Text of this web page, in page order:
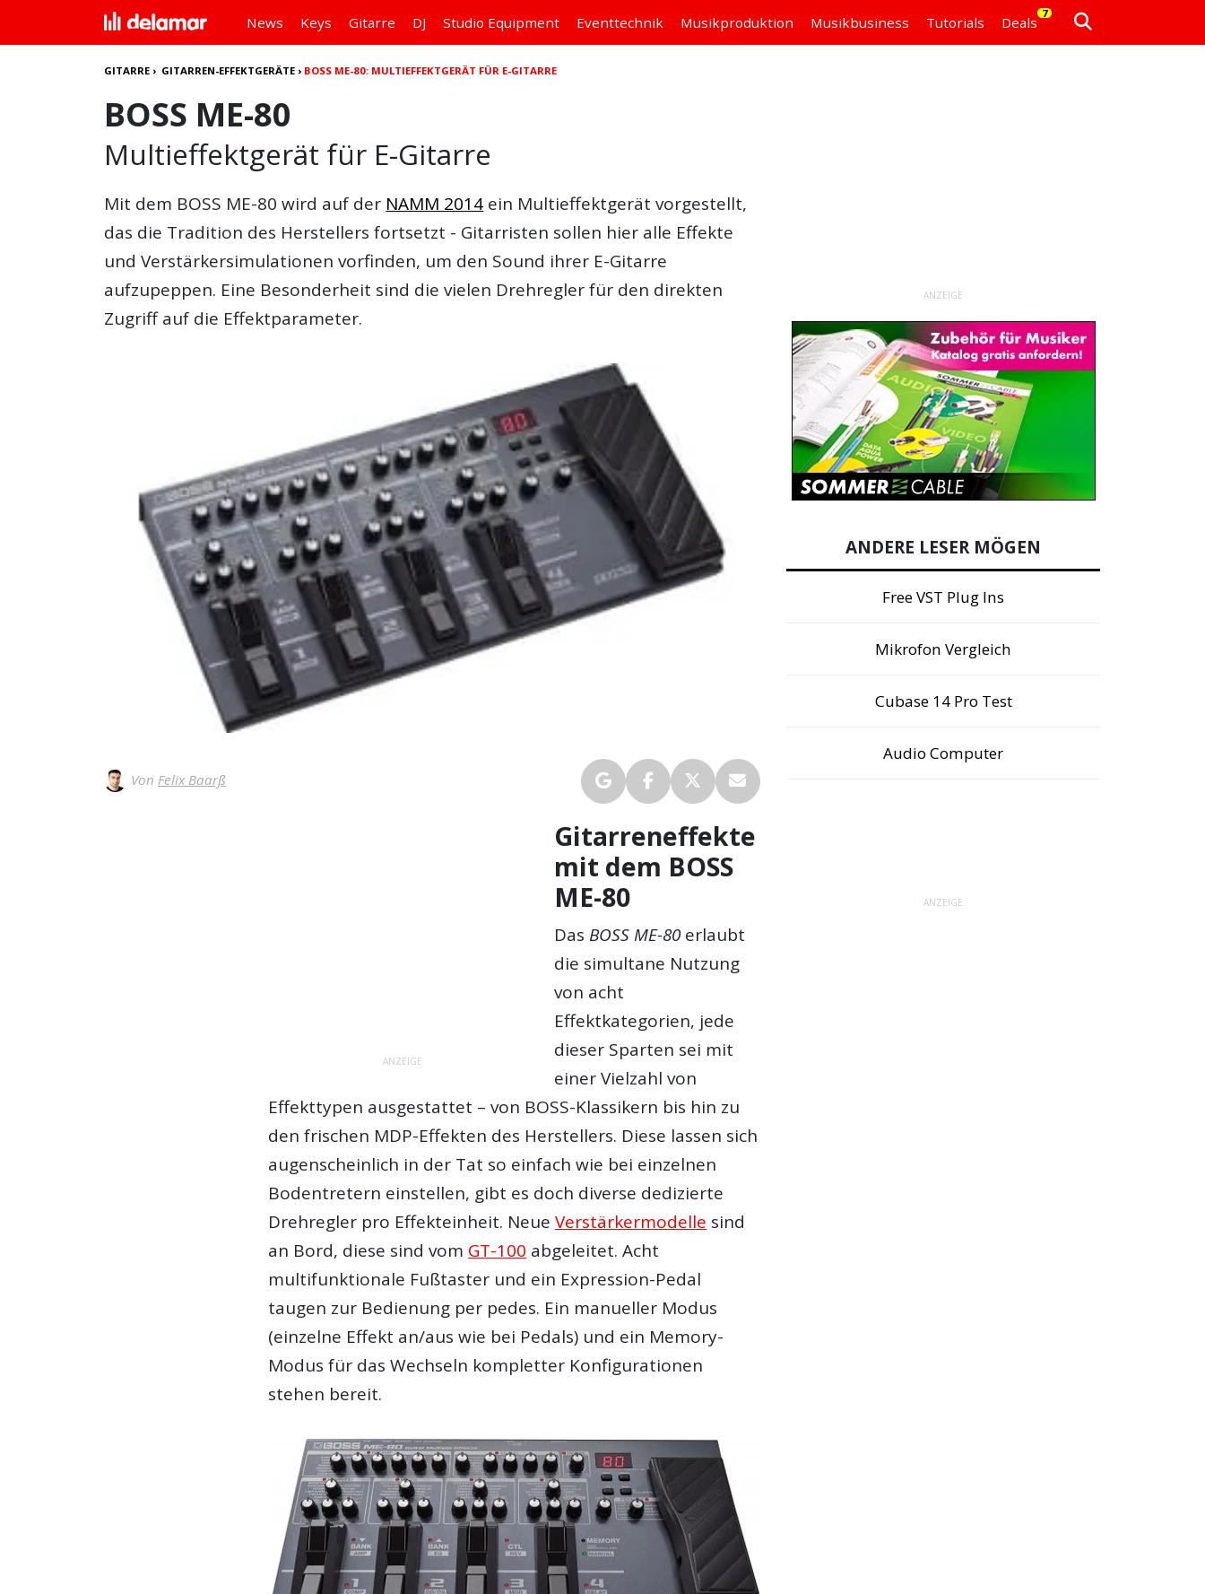
News Keys Gitarre DJ Studio Equipment Eventtechnik Musikproduktion Musikbusiness Tutorials Deals
7
GITARRE › GITARREN-EFFEKTGERÄTE › BOSS ME-80: MULTIEFFEKTGERÄT FÜR E-GITARRE
BOSS ME-80
Multieffektgerät für E-Gitarre
Mit dem BOSS ME-80 wird auf der NAMM 2014 ein Multieffektgerät vorgestellt,
das die Tradition des Herstellers fortsetzt - Gitarristen sollen hier alle Effekte
und Verstärkersimulationen vorfinden, um den Sound ihrer E-Gitarre
aufzupeppen. Eine Besonderheit sind die vielen Drehregler für den direkten
Zugriff auf die Effektparameter.
Von Felix Baarß
ANZEIGE
Gitarreneffekte
mit dem BOSS
ME-80
Das BOSS ME-80erlaubt
die simultane Nutzung
von acht
Effektkategorien, jede
dieser Sparten sei mit
einer Vielzahl von
Effekttypen ausgestattet – von BOSS-Klassikern bis hin zu
den frischen MDP-Effekten des Herstellers. Diese lassen sich
augenscheinlich in der Tat so einfach wie bei einzelnen
Bodentretern einstellen, gibt es doch diverse dedizierte
Drehregler pro Effekteinheit. NeueVerstärkermodelle sind
an Bord, diese sind vom GT-100 abgeleitet. Acht
multifunktionale Fußtaster und ein Expression-Pedal
taugen zur Bedienung per pedes. Ein manueller Modus
(einzelne Effekt an/aus wie bei Pedals) und ein Memory-
Modus für das Wechseln kompletter Konfigurationen
stehen bereit.
ANZEIGE
ANDERE LESER MÖGEN
Free VST Plug Ins
Mikrofon Vergleich
Cubase 14 Pro Test
Audio Computer
ANZEIGE